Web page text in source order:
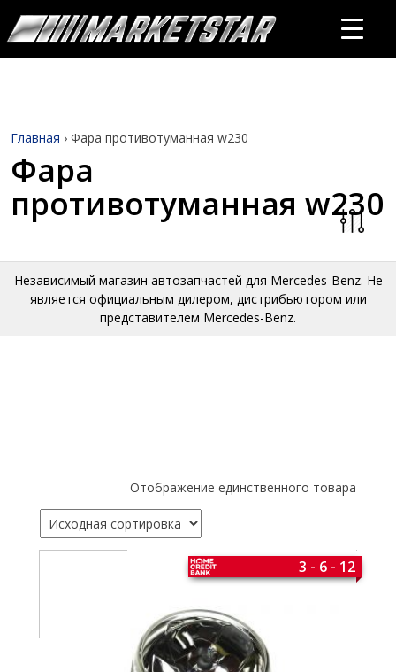
Главная › Фара противотуманная w230
Фара
противотуманная w230
Независимый магазин автозапчастей для Mercedes-Benz. Не
является официальным дилером, дистрибьютором или
представителем Mercedes-Benz.
Отображение единственного товара
3 - 6 - 12